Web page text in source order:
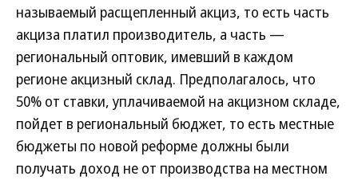
называемый расщепленный акциз, то есть часть
акциза платил производитель, а часть —
региональный оптовик, имевший в каждом
регионе акцизный склад. Предполагалось, что
50% от ставки, уплачиваемой на акцизном складе,
пойдет в региональный бюджет, то есть местные
бюджеты по новой реформе должны были
получать доход не от производства на местном